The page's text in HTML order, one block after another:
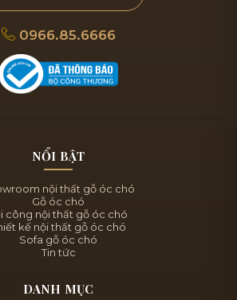
0966.85.6666
NỔI BẬT
nội thất gỗ óc chó
Gỗ óc chó
công nội thất gỗ óc chó
kế nội thất gỗ óc chó
Sofa gỗ óc chó
Tin tức
DANH MỤC